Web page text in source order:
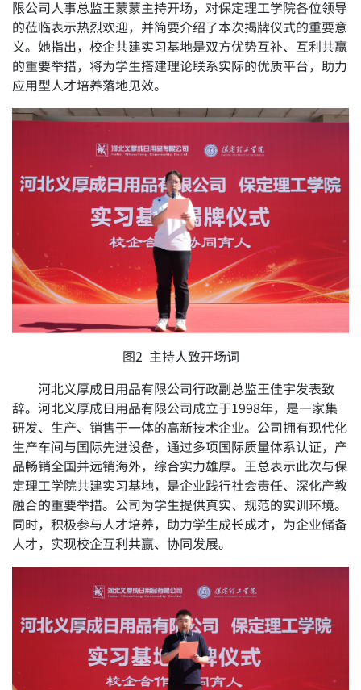
限公司人事总监王蒙蒙主持开场，对保定理工学院各位领导
的莅临表示热烈欢迎，并简要介绍了本次揭牌仪式的重要意
义。她指出，校企共建实习基地是双方优势互补、互利共赢
的重要举措，将为学生搭建理论联系实际的优质平台，助力
应用型人才培养落地见效。
图2 主持人致开场词
河北义厚成日用品有限公司行政副总监王佳宇发表致
辞。河北义厚成日用品有限公司成立于1998年，是一家集
研发、生产、销售于一体的高新技术企业。公司拥有现代化
生产车间与国际先进设备，通过多项国际质量体系认证，产
品畅销全国并远销海外，综合实力雄厚。王总表示此次与保
定理工学院共建实习基地，是企业践行社会责任、深化产教
融合的重要举措。公司为学生提供真实、规范的实训环境。
同时，积极参与人才培养，助力学生成长成才，为企业储备
人才，实现校企互利共赢、协同发展。